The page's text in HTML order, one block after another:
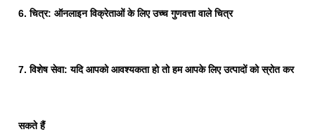
6. चित्र: ऑनलाइन विक्रेताओं के लिए उच्च गुणवत्ता वाले चित्र
7. विशेष सेवा: यदि आपको आवश्यकता हो तो हम आपके लिए उत्पादों को स्रोत कर
सकते हैं